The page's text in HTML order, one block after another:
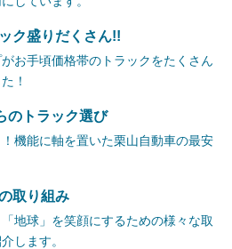
ク盛りだくさん!!
お手頃価格帯のトラックをたくさん
！
のトラック選び
機能に軸を置いた栗山自動車の最安
取り組み
「地球」を笑顔にするための様々な取
します。